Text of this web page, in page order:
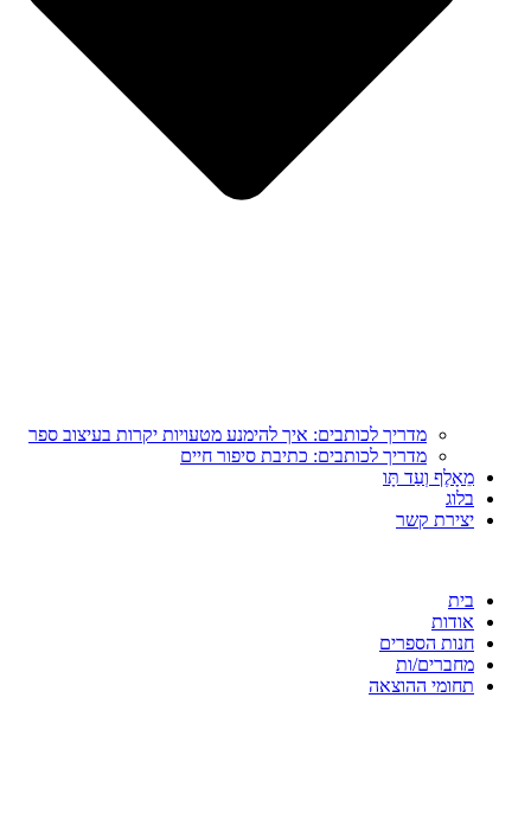
מדריך לכותבים: איך להימנע מטעויות יקרות בעיצוב ספר
מדריך לכותבים: כתיבת סיפור חיים
מֵאָלֶף וְעַד תָּו
בלוג
יצירת קשר
בית
אודות
חנות הספרים
מחברים/ות
תחומי ההוצאה